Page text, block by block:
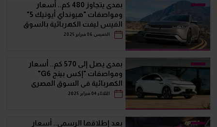
بمدى يتجاوز 480 كم.. أسعار
ومواصفات "هيونداي أيونيك 5"
الفيس ليفت الكهربائية بالسوق
المصري
الخميس 06 فبراير 2025
بمدى يصل إلى 570 كم.. أسعار
ومواصفات "إكس بينج G6"
الكهربائية في السوق المصري
الثلاثاء 04 فبراير 2025
بعد إطلاقها الرسمي.. أسعار